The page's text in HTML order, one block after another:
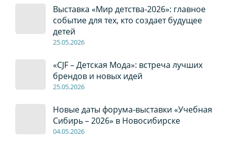
Выставка «Мир детства-2026»: главное
событие для тех, кто создает будущее
детей
25.05.2026
«CJF – Детская Мода»: встреча лучших
брендов и новых идей
25.05.2026
Новые даты форума-выставки «Учебная
Сибирь – 2026» в Новосибирске
04.05.2026